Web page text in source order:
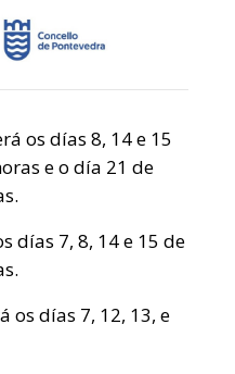
os días 8, 14 e 15
e o día 21 de
días 7, 8, 14 e 15 de
os días 7, 12, 13, e